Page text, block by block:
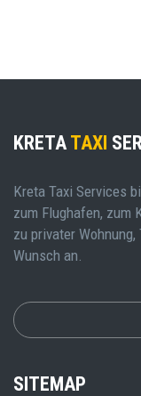
KRETA TAXI
Kreta Taxi Services
zum Flughafen, zum
zu privater
Wunsch an.
SITEMAP